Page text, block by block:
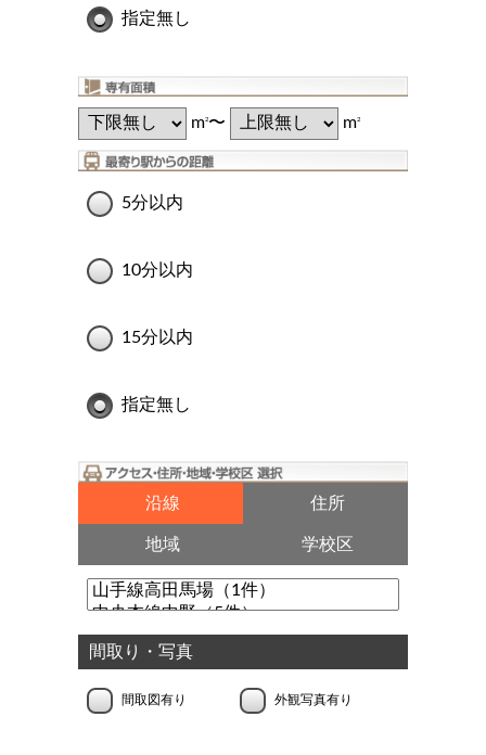
指定無し
m2〜 m2
5分以内
10分以内
15分以内
指定無し
沿線 住所
地域 学校区
間取り・写真
間取図有り 外観写真有り